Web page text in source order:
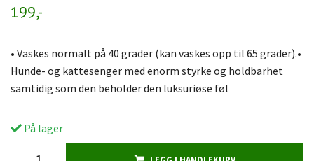
199,-
• Vaskes normalt på 40 grader (kan vaskes opp til 65 grader).•
Hunde- og kattesenger med enorm styrke og holdbarhet
samtidig som den beholder den luksuriøse føl
På lager